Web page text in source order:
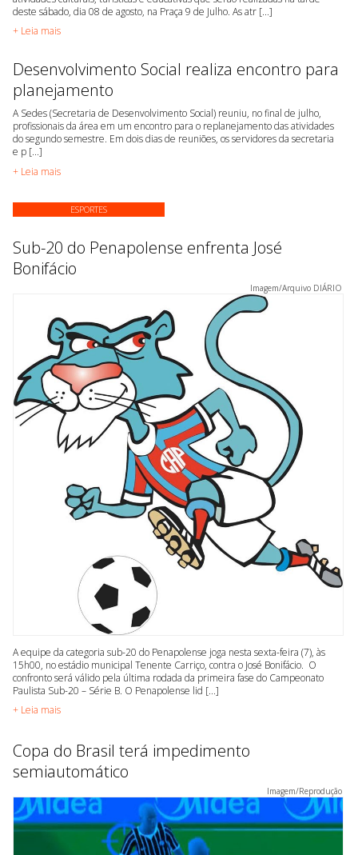
deste sábado, dia 08 de agosto, na Praça 9 de Julho. As atr [...]
+ Leia mais
Desenvolvimento Social realiza encontro para
planejamento
A Sedes (Secretaria de Desenvolvimento Social) reuniu, no final de julho,
profissionais da área em um encontro para o replanejamento das atividades
do segundo semestre. Em dois dias de reuniões, os servidores da secretaria
e p [...]
+ Leia mais
ESPORTES
Sub-20 do Penapolense enfrenta José
Bonifácio
Imagem/Arquivo DIÁRIO
A equipe da categoria sub-20 do Penapolense joga nesta sexta-feira (7), às
15h00, no estádio municipal Tenente Carriço, contra o José Bonifácio. O
confronto será válido pela última rodada da primeira fase do Campeonato
Paulista Sub-20 – Série B. O Penapolense lid [...]
+ Leia mais
Copa do Brasil terá impedimento
semiautomático
Imagem/Reprodução